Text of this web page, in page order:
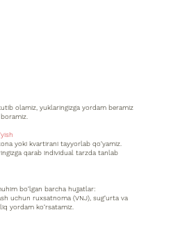
olamiz, yuklaringizga yordam beramiz
yoki kvartirani tayyorlab qo‘yamiz.
qarab individual tarzda tanlab
bo‘lgan barcha hujjatlar:
uchun ruxsatnoma (VNJ), sug‘urta va
yordam ko‘rsatamiz.